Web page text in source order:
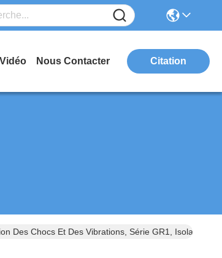
Vidéo Nous Contacter Citation
Des Chocs Et Des Vibrations, Série GR1, Isolateur